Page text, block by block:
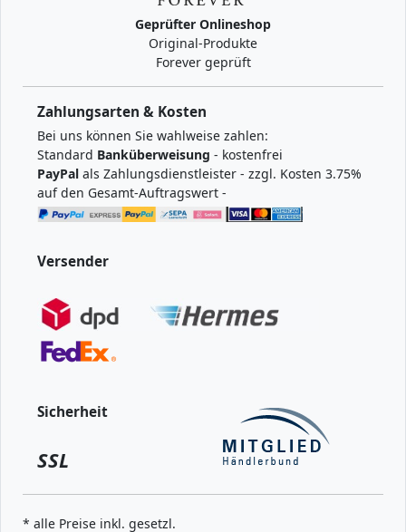
Geprüfter Onlineshop
Original-Produkte
Forever geprüft
Zahlungsarten & Kosten
Bei uns können Sie wahlweise zahlen:
Standard Banküberweisung - kostenfrei
PayPal als Zahlungsdienstleister - zzgl. Kosten 3.75%
auf den Gesamt-Auftragswert -
Versender
Sicherheit
SSL
* alle Preise inkl. gesetzl.